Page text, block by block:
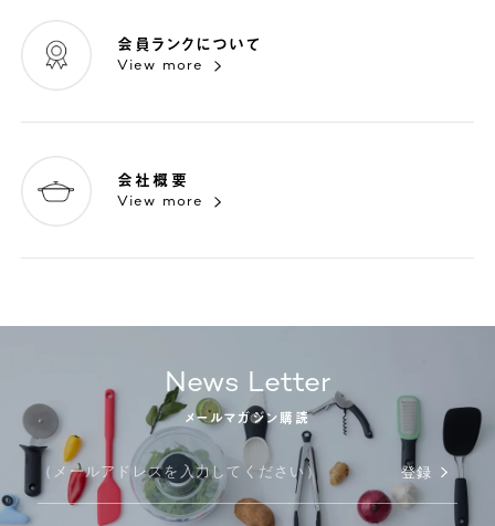
会員ランクについて
View more
会社概要
View more
News Letter
メールマガジン購読
登録